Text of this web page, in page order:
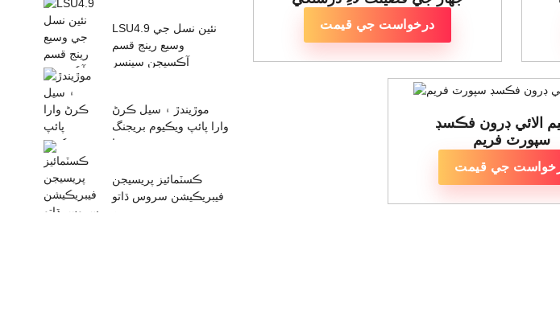
E3F-20...
LSU4.9 نئين نسل جي
وسيع رينج قسم
آڪسيجن سينسر
موڙيندڙ ۽ سيل ڪرڻ
وارا پائپ ويڪيوم بريجنگ
حصا
ڪسٽمائيز پريسيجن
فيبريڪيشن سروس ڌاتو
درخواست جي قيمت
الائي ڊرون فڪسڊ
سپورٽ فريم
جي قيمت